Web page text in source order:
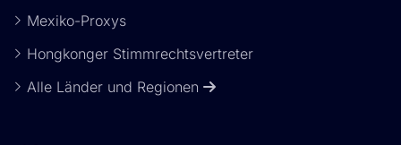
Mexiko-Proxys
Hongkonger Stimmrechtsvertreter
Alle Länder und Regionen